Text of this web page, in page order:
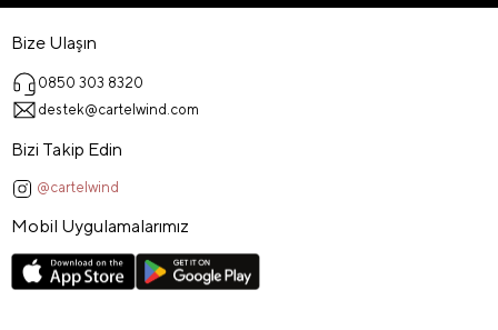
Bize Ulaşın
0850 303 8320
destek@cartelwind.com
Bizi Takip Edin
@cartelwind
Mobil Uygulamalarımız